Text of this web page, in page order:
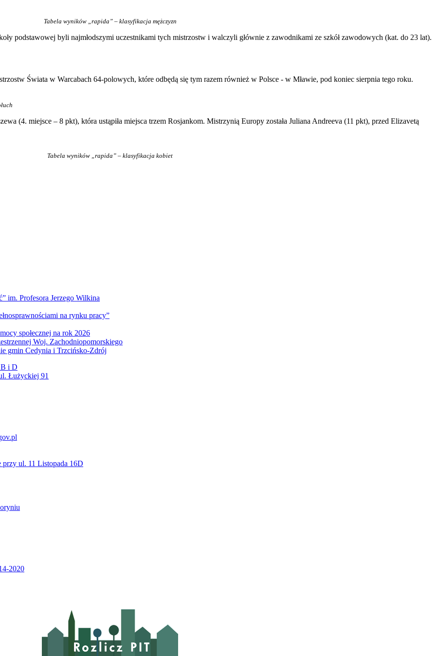
Tabela wyników „rapida” – klasyfikacja mężczyzn
podstawowej byli najmłodszymi uczestnikami tych mistrzostw i walczyli głównie z zawodnikami ze szkół zawodowych (kat. do 23 lat).
Świata w Warcabach 64-polowych, które odbędą się tym razem również w Polsce - w Mławie, pod koniec sierpnia tego roku.
(4. miejsce – 8 pkt), która ustąpiła miejsca trzem Rosjankom. Mistrzynią Europy została Juliana Andreeva (11 pkt), przed Elizavetą
Tabela wyników „rapida” – klasyfikacja kobiet
im. Profesora Jerzego Wilkina
na rynku pracy”
społecznej na rok 2026
Woj. Zachodniopomorskiego
gmin Cedynia i Trzcińsko-Zdrój